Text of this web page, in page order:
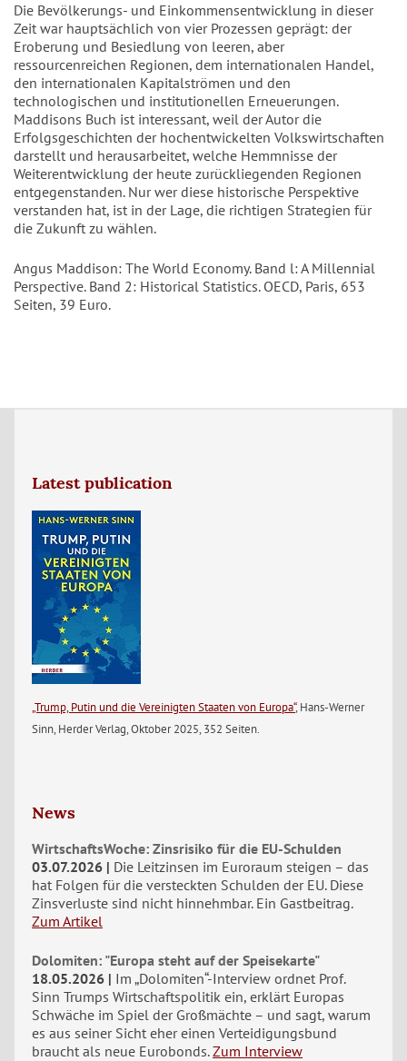
Die Bevölkerungs- und Einkommensentwicklung in dieser
Zeit war hauptsächlich von vier Prozessen geprägt: der
Eroberung und Besiedlung von leeren, aber
ressourcenreichen Regionen, dem internationalen Handel,
den internationalen Kapitalströmen und den
technologischen und institutionellen Erneuerungen.
Maddisons Buch ist interessant, weil der Autor die
Erfolgsgeschichten der hochentwickelten Volkswirtschaften
darstellt und herausarbeitet, welche Hemmnisse der
Weiterentwicklung der heute zurückliegenden Regionen
entgegenstanden. Nur wer diese historische Perspektive
verstanden hat, ist in der Lage, die richtigen Strategien für
die Zukunft zu wählen.
Angus Maddison: The World Economy. Band l: A Millennial
Perspective. Band 2: Historical Statistics. OECD, Paris, 653
Seiten, 39 Euro.
Latest publication
„Trump, Putin und die Vereinigten Staaten von Europa“, Hans-Werner
Sinn, Herder Verlag, Oktober 2025, 352 Seiten.
News
WirtschaftsWoche: Zinsrisiko für die EU-Schulden
03.07.2026
Die Leitzinsen im Euroraum steigen – das
hat Folgen für die versteckten Schulden der EU. Diese
Zinsverluste sind nicht hinnehmbar. Ein Gastbeitrag.
Zum Artikel
Dolomiten: "Europa steht auf der Speisekarte"
18.05.2026
Im „Dolomiten“-Interview ordnet Prof.
Sinn Trumps Wirtschaftspolitik ein, erklärt Europas
Schwäche im Spiel der Großmächte – und sagt, warum
es aus seiner Sicht eher einen Verteidigungsbund
braucht als neue Eurobonds. Zum Interview